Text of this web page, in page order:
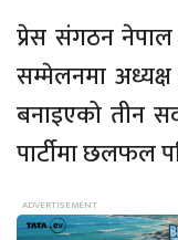
प्रेस संगठन
सम्मेलनमा
बनाइएको तीन
पार्टीमा छलफल